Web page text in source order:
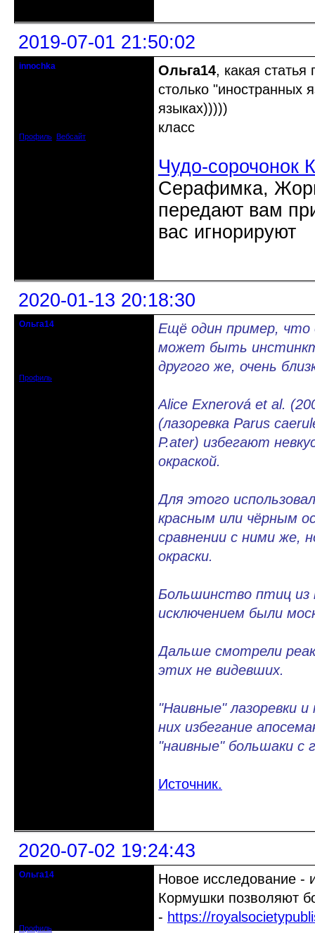
2019-07-01 21:50:02
innochka
Профиль Вебсайт
Ольга14, какая
столько "иностранных
языках)))))
класс
Чудо-сорочонок
Серафимка,
передают вам
вас игнорируют
2020-01-13 20:18:30
Ольга14
Профиль
Ещё один пример, что
может быть
другого же, очень
Alice Exnerová et al.
(лазоревка Parus
P.ater) избегают
окраской.
Для этого
красным или чёрным
сравнении с ними же,
окраски.
Большинство птиц из
исключением были
Дальше смотрели
этих не видевших.
"Наивные" лазоревки
них избегание
"наивные" большаки с
Источник.
2020-07-02 19:24:43
Ольга14
Профиль
Новое исследование -
Кормушки позволяют
- https://